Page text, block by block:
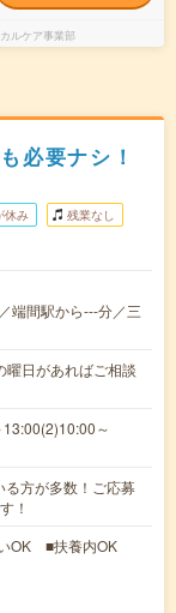
ルケア事業部
必要ナシ！
休み 残業なし
端間駅から---分／三
曜日があればご相談
～
る方が多数！ご応募
！
OK ■扶養内OK